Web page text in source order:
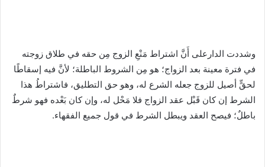
وشددت الدارعلى أَنَّ اشتراط مَنْعِ الزوج مِن حقه في طلاق زوجته
في فترة معينة بعد الزواج؛ هو مِن الشروط الباطلة؛ لأنَّ فيه إسقاطًا
لحقٍّ أصيل للزوج جعله الشرع له، وهو حق التطليق، فاشتراطُ هذا
الشرط إن كان قَبْل عقد الزواج فلا مَحْل له، وإن كان بَعْده فهو شرطٌ
باطلٌ؛ فيصح العقد ويبطل الشرط في قول جميع الفقهاء.